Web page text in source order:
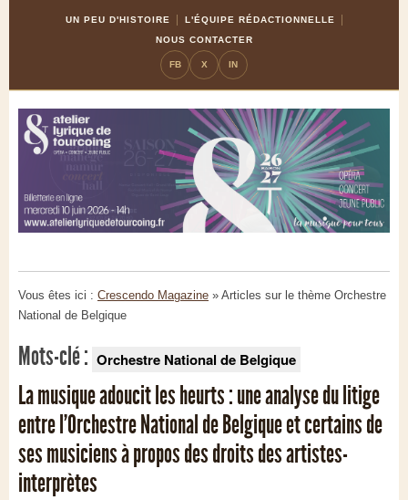
UN PEU D'HISTOIRE
L'ÉQUIPE RÉDACTIONNELLE
NOUS CONTACTER
FB X IN
Vous êtes ici : Crescendo Magazine » Articles sur le thème Orchestre
National de Belgique
Mots-clé : Orchestre National de Belgique
La musique adoucit les heurts : une analyse du litige
entre l’Orchestre National de Belgique et certains de
ses musiciens à propos des droits des artistes-
interprètes